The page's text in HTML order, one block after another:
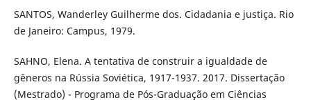
SANTOS, Wanderley Guilherme dos. Cidadania e justiça. Rio
de Janeiro: Campus, 1979.
SAHNO, Elena. A tentativa de construir a igualdade de
gêneros na Rússia Soviética, 1917-1937. 2017. Dissertação
(Mestrado) - Programa de Pós-Graduação em Ciências